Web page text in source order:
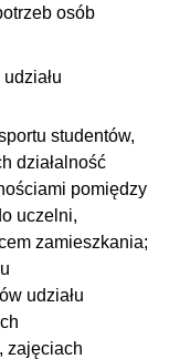
osób
studentów,
działalność
pomiędzy
uczelni,
zamieszkania;
udziału
zajęciach